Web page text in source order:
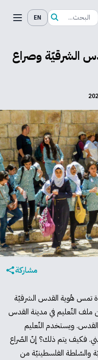
EN
الشرقيّة وصراع
مشاركة
تمس هُوية القدس الشرقيّة
ملف التّعليم في مدينة القدس
القدس. ويستخدم التّعليم
فكيف يتم ذلك؟ إنّ الصّراع
والسّلطة الفلسطينيّة من